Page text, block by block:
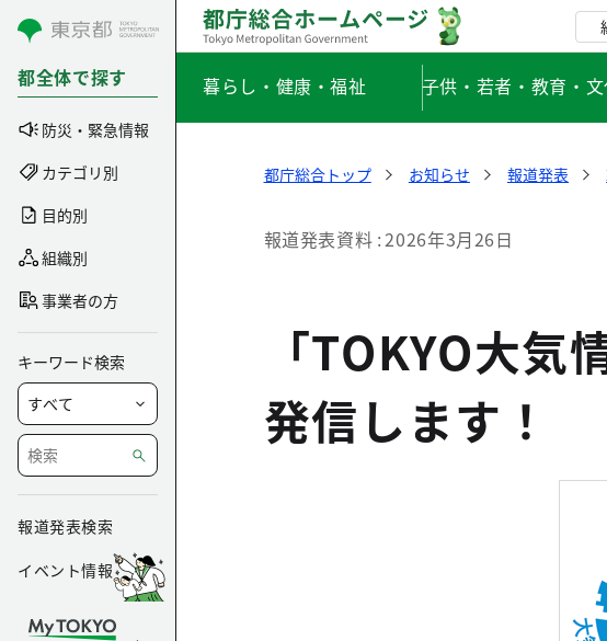
コンテンツにスキップ
都全体で探す
防災・緊急情報
カテゴリ別
目的別
組織別
事業者の方
キーワード検索
報道発表検索
イベント情報
暮らし・健康・福祉 子供・若者・教育・
都庁総合トップ お知らせ 報道発表
報道発表資料 2026年3月26日
「TOKYO大
発信します！